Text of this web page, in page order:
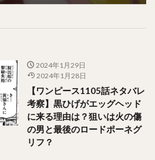
2024年1月29日
2024年1月28日
【ワンピース1105話ネタバレ
考察】黒ひげがエッグヘッド
に来る理由は？狙いは火の傷
の男と最後のロードポーネグ
リフ？